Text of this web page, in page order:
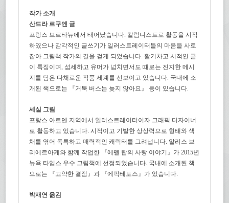
작가 소개
산드라 르구엔 글
프랑스 브르타뉴에서 태어났습니다. 칼럼니스트로 활동을 시작
하였으나 감각적인 글쓰기가 일러스트레이터들의 마음을 사로
잡아 그림책 작가의 길을 걷게 되었습니다. 활기차고 시적인 글
이 특징이며, 섬세하고 유머가 넘치면서도 때로는 진지한 메시
지를 담은 다채로운 작품 세계를 선보이고 있습니다. 국내에 소
개된 책으로는 『거북 버스는 늦지 않아요』 등이 있습니다.
세실 그림
프랑스 아르덴 지역에서 일러스트레이터이자 그래픽 디자이너
로 활동하고 있습니다. 시적이고 기발한 상상력으로 형태와 색
채를 엮어 독특하고 매력적인 캐릭터를 그려냅니다. 알리스 브
리에르아케와 함께 작업한 『에펠 탑의 사랑 이야기』가 2015년
뉴욕 타임스 우수 그림책에 선정되었습니다. 국내에 소개된 책
으로는 『고약한 결점』과 『에픽테토스』가 있습니다.
박재연 옮김